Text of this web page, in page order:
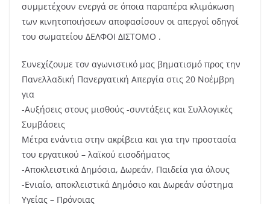
συμμετέχουν ενεργά σε όποια παραπέρα κλιμάκωση
των κινητοποιήσεων αποφασίσουν οι απεργοί οδηγοί
του σωματείου ΔΕΛΦΟΙ ΔΙΣΤΟΜΟ .
Συνεχίζουμε τον αγωνιστικό μας βηματισμό προς την
Πανελλαδική Πανεργατική Απεργία στις 20 Νοέμβρη
για
-Αυξήσεις στους μισθούς -συντάξεις και Συλλογικές
Συμβάσεις
Μέτρα ενάντια στην ακρίβεια και για την προστασία
του εργατικού – λαϊκού εισοδήματος
-Αποκλειστικά Δημόσια, Δωρεάν, Παιδεία για όλους
-Ενιαίο, αποκλειστικά Δημόσιο και Δωρεάν σύστημα
Υγείας – Πρόνοιας